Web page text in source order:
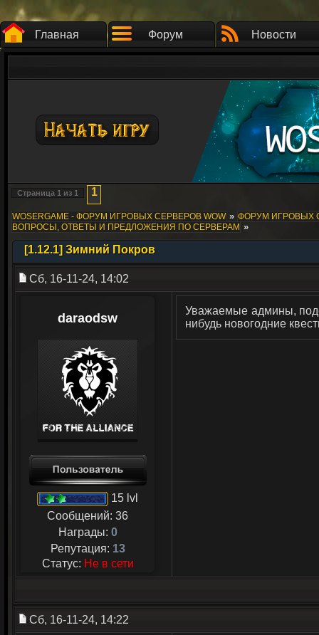
Главная Форум Новости
Страница 1 из 1 1
WOSERGAME - ФОРУМ ИГРОВЫХ СЕРВЕРОВ WOW » ФОРУМ ИГРОВЫХ
ВОПРОСЫ, ОТВЕТЫ И ПРЕДЛОЖЕНИЯ ПО СЕРВЕРАМ »
[1.12.1] Зимний Покров
Сб, 16-11-24, 14:02
daraodsw
15 lvl
Сообщений: 36
Награды: 0
Репутация: 13
Статус: Не в сети
Уважаемые админы,
нибудь новогодние
Сб, 16-11-24, 14:22